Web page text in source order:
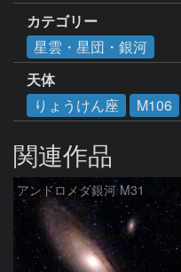
カテゴリー
星雲・星団・銀河
天体
りょうけん座
M106
関連作品
アンドロメダ銀河 M31